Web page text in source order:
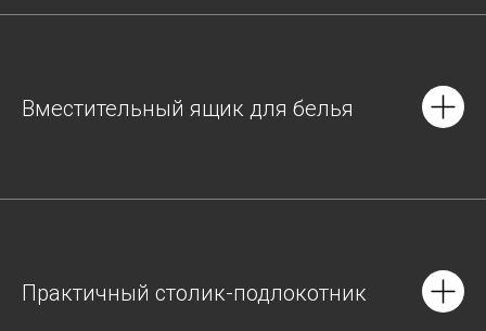
Вместительный ящик для белья
Практичный столик-подлокотник